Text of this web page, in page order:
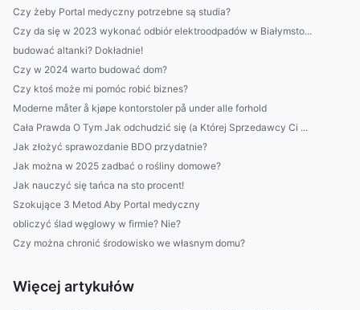
Czy żeby Portal medyczny potrzebne są studia?
Czy da się w 2023 wykonać odbiór elektroodpadów w Białymsto...
budować altanki? Dokładnie!
Czy w 2024 warto budować dom?
Czy ktoś może mi pomóc robić biznes?
Moderne måter å kjøpe kontorstoler på under alle forhold
Cała Prawda O Tym Jak odchudzić się (a Której Sprzedawcy Ci ...
Jak złożyć sprawozdanie BDO przydatnie?
Jak można w 2025 zadbać o rośliny domowe?
Jak nauczyć się tańca na sto procent!
Szokujące 3 Metod Aby Portal medyczny
obliczyć ślad węglowy w firmie? Nie?
Czy można chronić środowisko we własnym domu?
Więcej artykułów